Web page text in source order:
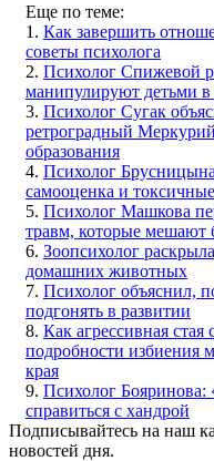
Еще по теме:
1. Как завершить
советы психолога
2. Психолог Спижевой
манипулируют детьми в
3. Психолог Сугак
ретроградный Меркурий
образования
4. Психолог
самооценка и
5. Психолог Машкова
травм, которые мешают
6. Зоопсихолог
домашних животных
7. Психолог объяснил,
подгонять в развитии
8. Как агрессивная
подробности избиения
края
9. Психолог Бояринова:
справиться с хандрой
Подписывайтесь на наш
новостей дня.